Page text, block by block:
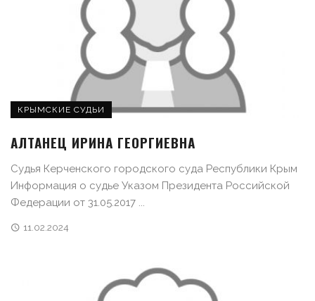
КРЫМСКИЕ СУДЬИ
АЛТАНЕЦ ИРИНА ГЕОРГИЕВНА
Судья Керченского городского суда Республики Крым
Информация о судье Указом Президента Российской
Федерации от 31.05.2017 ...
11.02.2024